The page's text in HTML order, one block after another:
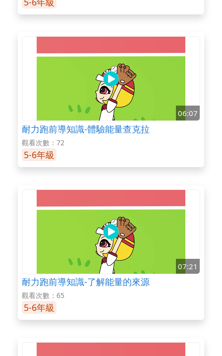
06:07
耐力跑前導知識-體驗能量查克拉
觀看次數：72
5-6年級
07:21
耐力跑前導知識-了解能量的來源
觀看次數：65
5-6年級